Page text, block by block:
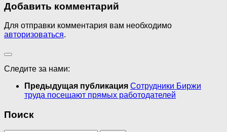
Добавить комментарий
Для отправки комментария вам необходимо
авторизоваться.
Следите за нами:
Предыдущая публикация Сотрудники Биржи
труда посещают прямых работодателей
Поиск